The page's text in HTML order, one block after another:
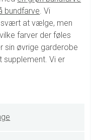
bundfarve. Vi
at vælge, men
farver der føles
sin øvrige garderobe
Vi er